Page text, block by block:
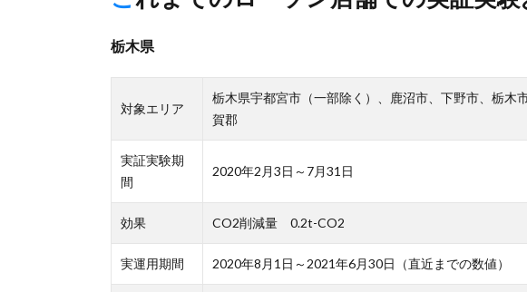
栃木県
対象エリア
栃木県宇都宮市（一部除く）、鹿沼市、下野市、栃木
賀郡
実証実験期
間
2020年2月3日～7月31日
効果 CO2削減量 0.2t-CO2
実運用期間 2020年8月1日～2021年6月30日（直近までの数値）